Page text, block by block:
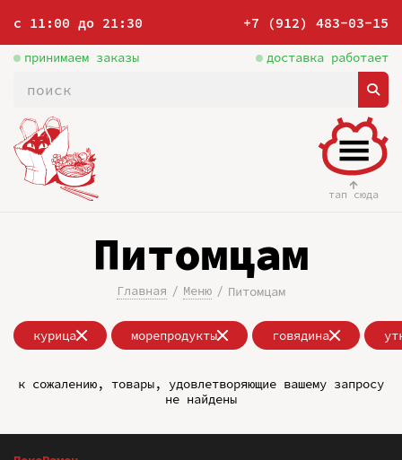
с 11:00 до 21:30 +7 (912) 483-03-15
принимаем заказы доставка работает
тап сюда
Питомцам
Главная Меню Питомцам
курица морепродукты говядина
к сожалению, товары, удовлетворяющие вашему запросу
не найдены